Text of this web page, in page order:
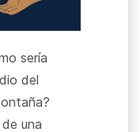
sería
del
una